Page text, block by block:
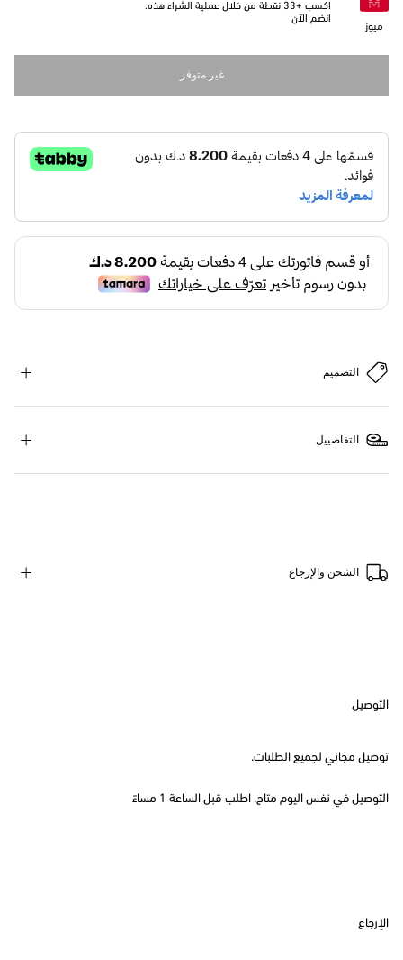
ميوز
اكسب +33 نقطة من خلال عملية الشراء هذه.
انضم الآن
غير متوفر
التصميم
التفاصييل
الشحن والإرجاع
التوصيل
توصيل مجاني لجميع الطلبات.
التوصيل في نفس اليوم متاح. اطلب قبل الساعة 1 مساءً
الإرجاع